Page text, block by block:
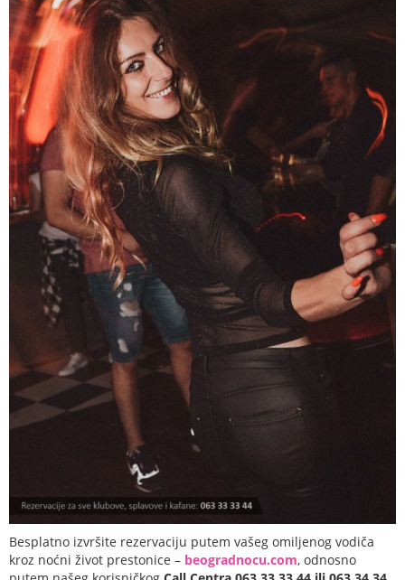
Besplatno izvršite rezervaciju putem vašeg omiljenog vodiča
kroz noćni život prestonice – beogradnocu.com, odnosno